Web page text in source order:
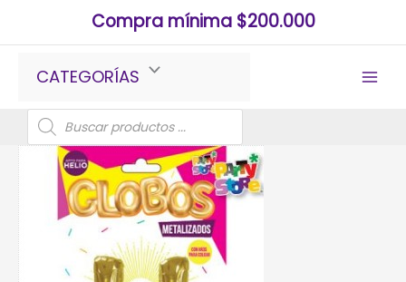
contenido
Compra mínima $200.000
CATEGORÍAS
Búsqueda
de
productos